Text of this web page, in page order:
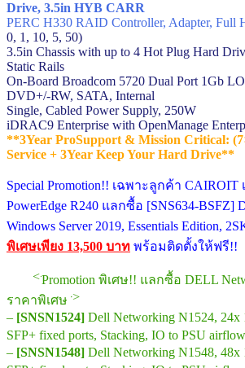
Drive, 3.5in HYB CARR
PERC H330 RAID Controller, Adapter, Full
0, 1, 10, 5, 50)
3.5in Chassis with up to 4 Hot Plug Hard
Static Rails
On-Board Broadcom 5720 Dual Port 1Gb
DVD+/-RW, SATA, Internal
Single, Cabled Power Supply, 250W
iDRAC9 Enterprise with OpenManage
**3Year ProSupport & Mission Critical:
Service + 3Year Keep Your Hard Drive**
Special Promotion!! เฉพาะลูกค้า
PowerEdge R240 แลกซื้อ [SNS634-BSFZ]
Windows Server 2019, Essentials Edition,
พิเศษเพียง 13,500 บาท พร้อมติดตั้งให้ฟรี!!
<<<<Promotion พิเศษ!! แลกซื้อ DELL
ราคาพิเศษ>>>>
– [SNSN1524] Dell Networking N1524, 24x
SFP+ fixed ports, Stacking, IO to PSU
– [SNSN1548] Dell Networking N1548, 48x